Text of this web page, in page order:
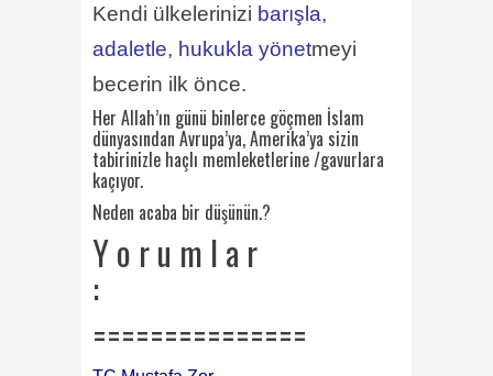
Kendi ülkelerinizi barışla,
adaletle, hukukla yönetmeyi
becerin ilk önce.
Her Allah’ın günü binlerce göçmen İslam
dünyasından Avrupa’ya, Amerika’ya sizin
tabirinizle haçlı memleketlerine /gavurlara
kaçıyor.
Neden acaba bir düşünün.?
Y o r u m l a r
:
===============